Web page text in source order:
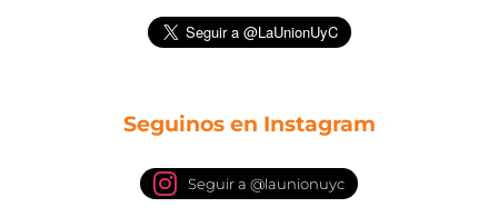
Seguinos en Instagram
Seguir a @launionuyc